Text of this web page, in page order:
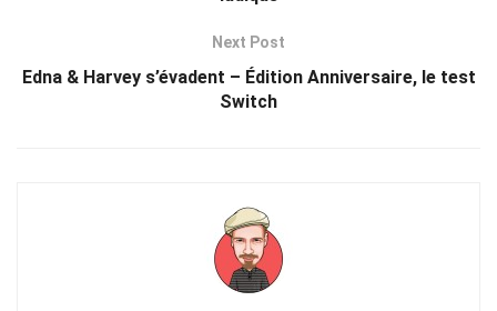
Next Post
Edna & Harvey s’évadent – Édition Anniversaire, le test
Switch